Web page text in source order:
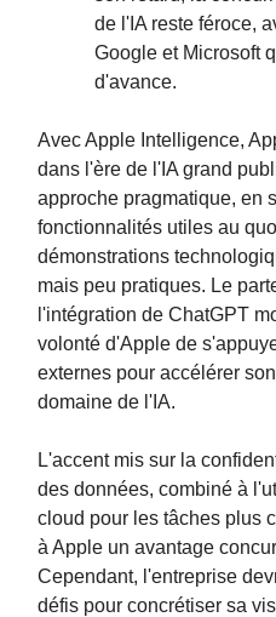
de l'IA reste féroce,
Google et Microsoft
d'avance.
Avec Apple Intelligence,
dans l'ère de l'IA grand
approche pragmatique, en
fonctionnalités utiles au
démonstrations
mais peu pratiques. Le
l'intégration de ChatGPT
volonté d'Apple de
externes pour accélérer
domaine de l'IA.
L'accent mis sur la
des données, combiné à
cloud pour les tâches plus
à Apple un avantage
Cependant, l'entreprise
défis pour concrétiser sa